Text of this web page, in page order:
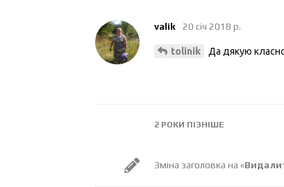
valik 20 січ 2018 р.
tolinik Да дякую класно
2 РОКИ ПІЗНІШЕ
Зміна заголовка на «